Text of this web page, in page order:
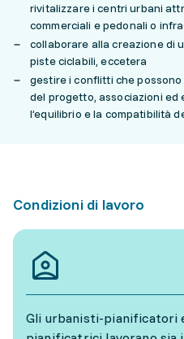
rivitalizzare i centri urbani
commerciali e pedonali o
collaborare alla creazione di
piste ciclabili, eccetera
gestire i conflitti che
del progetto, associazioni ed
l’equilibrio e la compatibilità
Condizioni di lavoro
Gli urbanisti-pianificatori